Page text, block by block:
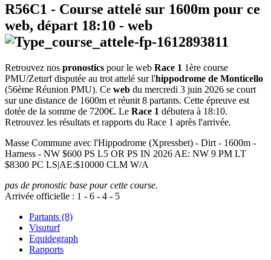
R56C1 - Course attelé sur 1600m pour ce
web, départ 18:10 - web
Retrouvez nos pronostics pour le web Race 1 1ère course
PMU/Zeturf disputée au trot attelé sur l'hippodrome de Monticello
(56ème Réunion PMU). Ce web du mercredi 3 juin 2026 se court
sur une distance de 1600m et réunit 8 partants. Cette épreuve est
dotée de la somme de 7200€. Le Race 1 débutera à 18:10.
Retrouvez les résultats et rapports du Race 1 après l'arrivée.
Masse Commune avec l'Hippodrome (Xpressbet) - Dirt - 1600m -
Harness - NW $600 PS L5 OR PS IN 2026 AE: NW 9 PM LT
$8300 PC LS|AE:$10000 CLM W/A
pas de pronostic base pour cette course.
Arrivée officielle : 1 - 6 - 4 - 5
Partants (8)
Visuturf
Equidegraph
Rapports